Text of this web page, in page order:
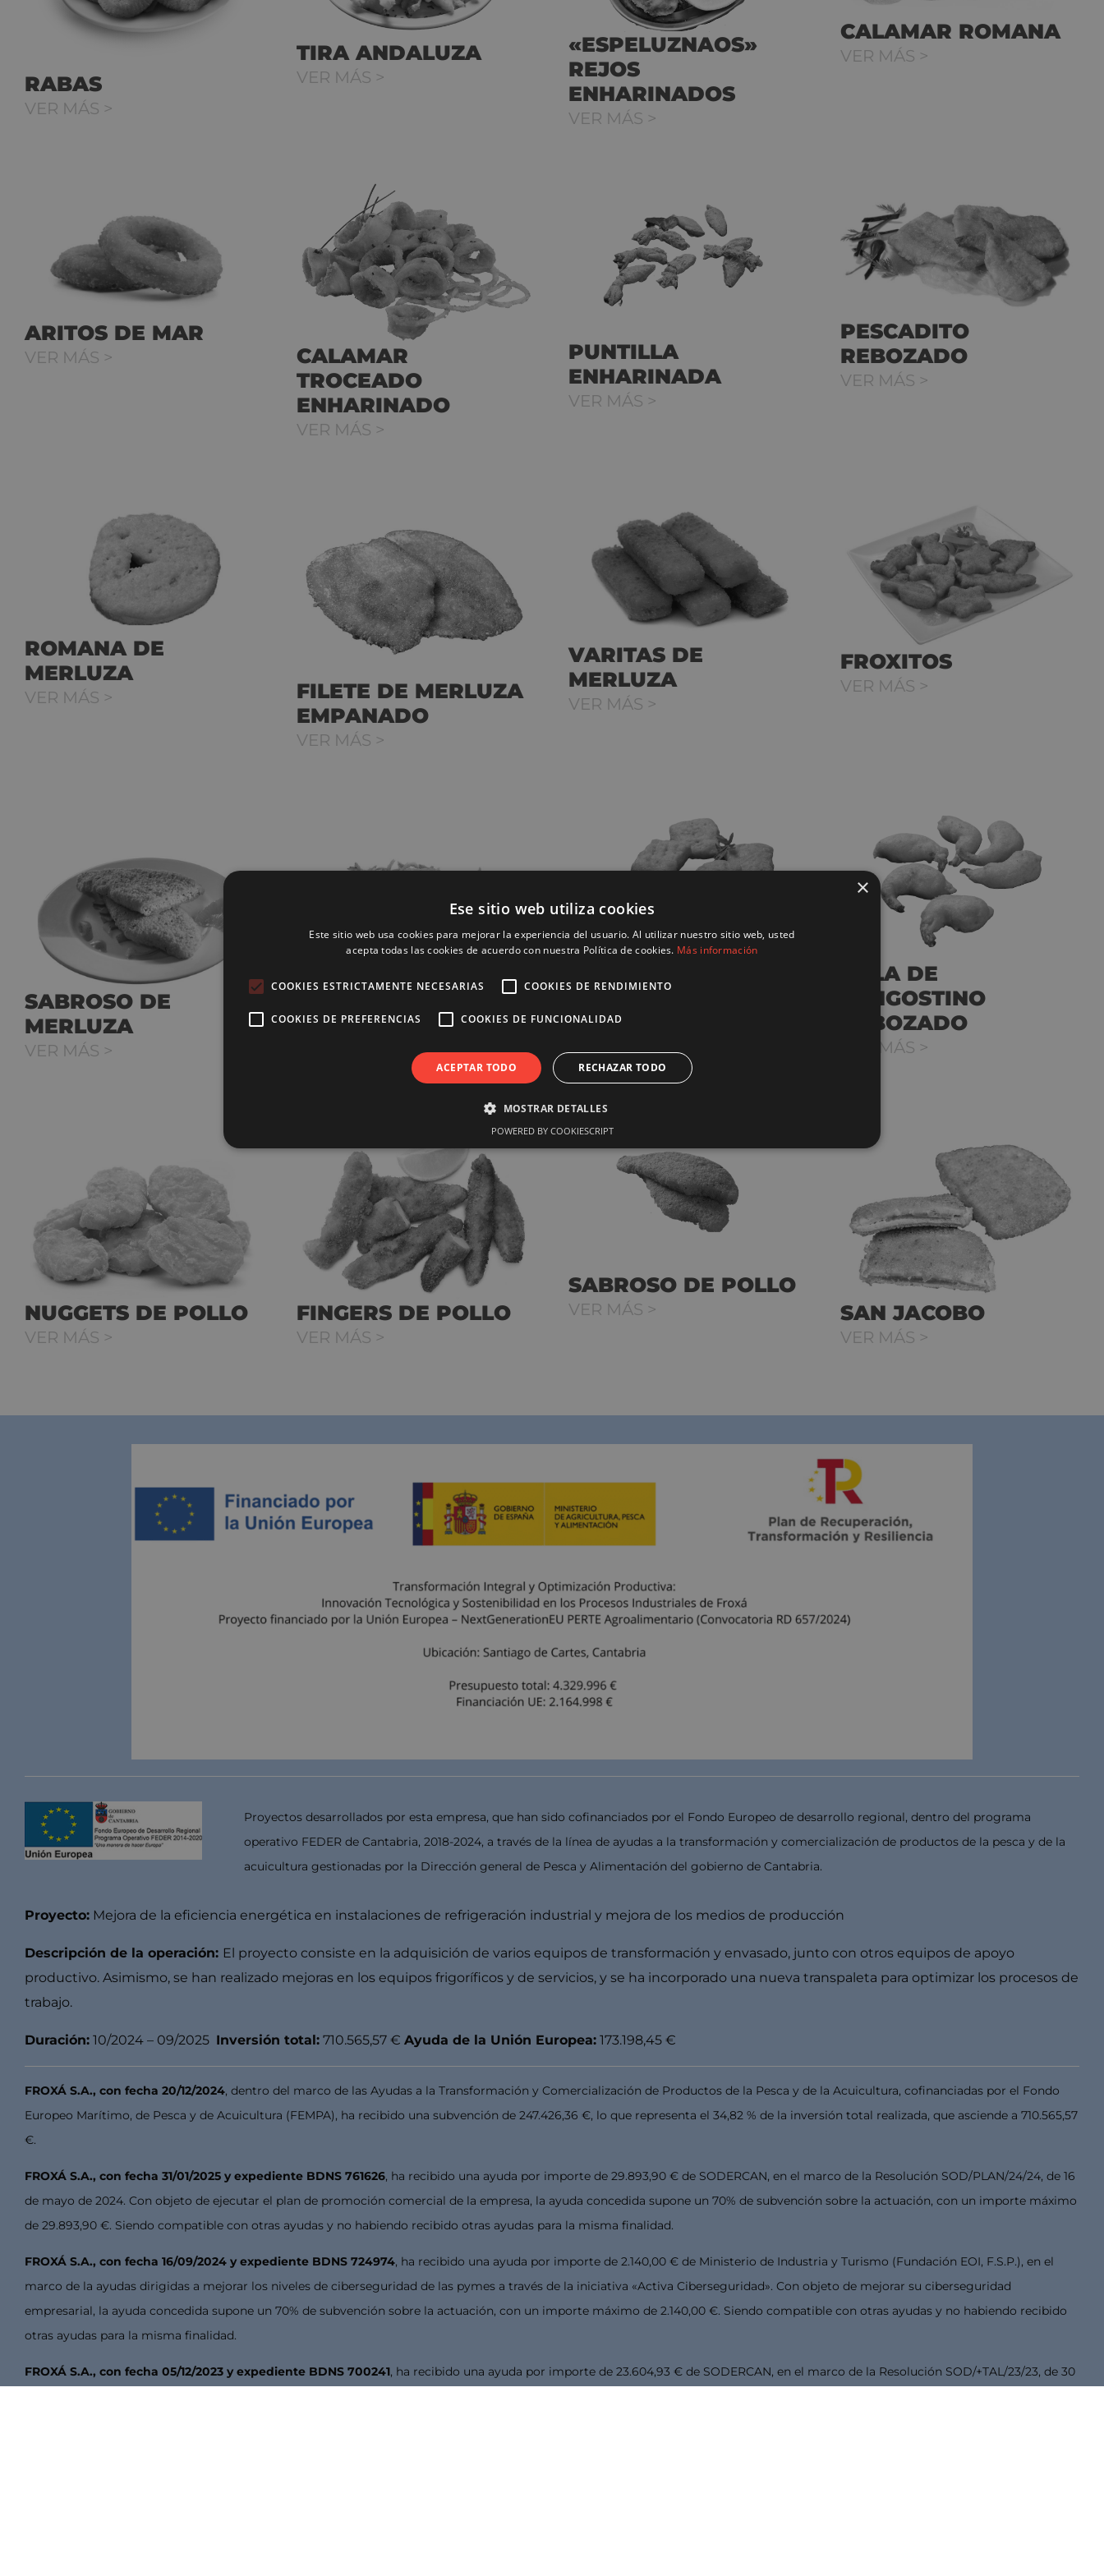
RABAS
VER MÁS >
TIRA ANDALUZA
VER MÁS >
«ESPELUZNAOS»
REJOS
ENHARINADOS
VER MÁS >
CALAMAR ROMANA
VER MÁS >
ARITOS DE MAR
VER MÁS >
CALAMAR
TROCEADO
ENHARINADO
VER MÁS >
PUNTILLA
ENHARINADA
VER MÁS >
PESCADITO
REBOZADO
VER MÁS >
ROMANA DE
MERLUZA
VER MÁS >
FILETE DE MERLUZA
EMPANADO
VER MÁS >
VARITAS DE
MERLUZA
VER MÁS >
FROXITOS
VER MÁS >
SABROSO DE
MERLUZA
VER MÁS >
ENHARINADO
REBOZADO
VER MÁS >
COLA DE
LANGOSTINO
REBOZADO
VER MÁS >
NUGGETS DE POLLO
VER MÁS >
FINGERS DE POLLO
VER MÁS >
SABROSO DE POLLO
VER MÁS > SAN JACOBO
VER MÁS >
Proyectos desarrollados por esta empresa, que han sido cofinanciados por el Fondo Europeo de desarrollo regional, dentro del programa
operativo FEDER de Cantabria, 2018-2024, a través de la línea de ayudas a la transformación y comercialización de productos de la pesca y de la
acuicultura gestionadas por la Dirección general de Pesca y Alimentación del gobierno de Cantabria.
Proyecto:Mejora de la eficiencia energética en instalaciones de refrigeración industrial y mejora de los medios de producción
Descripción de la operación: El proyecto consiste en la adquisición de varios equipos de transformación y envasado, junto con otros equipos de apoyo
productivo. Asimismo, se han realizado mejoras en los equipos frigoríficos y de servicios, y se ha incorporado una nueva transpaleta para optimizar los procesos de
trabajo.
Duración:10/2024 – 09/2025 Inversión total:710.565,57 € Ayuda de la Unión Europea:173.198,45 €
FROXÁ S.A., con fecha 20/12/2024, dentro del marco de las Ayudas a la Transformación y Comercialización de Productos de la Pesca y de la Acuicultura, cofinanciadas por el Fondo
Europeo Marítimo, de Pesca y de Acuicultura (FEMPA), ha recibido una subvención de 247.426,36 €, lo que representa el 34,82 % de la inversión total realizada, que asciende a 710.565,57
€.
FROXÁ S.A., con fecha 31/01/2025 y expediente BDNS 761626, ha recibido una ayuda por importe de 29.893,90 € de SODERCAN, en el marco de la Resolución SOD/PLAN/24/24, de 16
de mayo de 2024. Con objeto de ejecutar el plan de promoción comercial de la empresa, la ayuda concedida supone un 70% de subvención sobre la actuación, con un importe máximo
de 29.893,90 €. Siendo compatible con otras ayudas y no habiendo recibido otras ayudas para la misma finalidad.
FROXÁ S.A., con fecha 16/09/2024 y expediente BDNS 724974, ha recibido una ayuda por importe de 2.140,00 € de Ministerio de Industria y Turismo (Fundación EOI, F.S.P.), en el
marco de la ayudas dirigidas a mejorar los niveles de ciberseguridad de las pymes a través de la iniciativa «Activa Ciberseguridad». Con objeto de mejorar su ciberseguridad
empresarial, la ayuda concedida supone un 70% de subvención sobre la actuación, con un importe máximo de 2.140,00 €. Siendo compatible con otras ayudas y no habiendo recibido
otras ayudas para la misma finalidad.
FROXÁ S.A., con fecha 05/12/2023 y expediente BDNS 700241, ha recibido una ayuda por importe de 23.604,93 € de SODERCAN, en el marco de la Resolución SOD/+TAL/23/23, de 30
×
Ese sitio web utiliza cookies
Este sitio web usa cookies para mejorar la experiencia del usuario. Al utilizar nuestro sitio web, usted
acepta todas las cookies de acuerdo con nuestra Política de cookies. Más información
COOKIES ESTRICTAMENTE NECESARIAS COOKIES DE RENDIMIENTO
COOKIES DE PREFERENCIAS COOKIES DE FUNCIONALIDAD
ACEPTAR TODO RECHAZAR TODO
MOSTRAR DETALLES
POWERED BY COOKIESCRIPT